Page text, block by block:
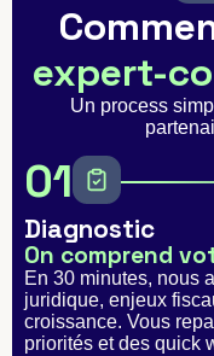
expert-
Un process
01
Diagnostic
On comprend
En 30 minutes, nous
juridique, enjeux
croissance. Vous
priorités et des quick